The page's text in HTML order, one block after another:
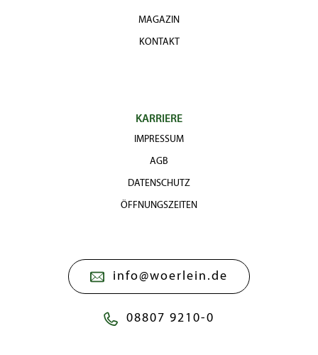
MAGAZIN
KONTAKT
KARRIERE
IMPRESSUM
AGB
DATENSCHUTZ
ÖFFNUNGSZEITEN
info@woerlein.de
08807 9210-0